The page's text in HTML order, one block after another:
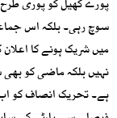
پورے کھیل کو پوری
سوچ رہی۔ بلکہ اس
میں شریک ہونے کا
نہیں بلکہ ماضی کو
ہے۔ تحریک انصاف کو اب